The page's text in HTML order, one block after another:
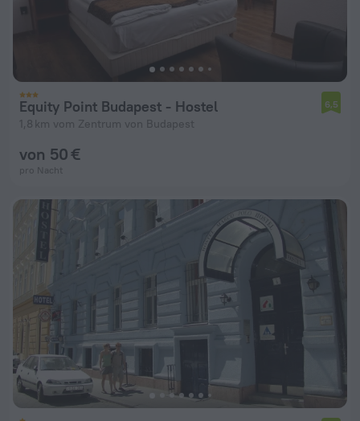
Equity Point Budapest - Hostel
1,8 km vom Zentrum von Budapest
6,5
von 50 €
pro Nacht